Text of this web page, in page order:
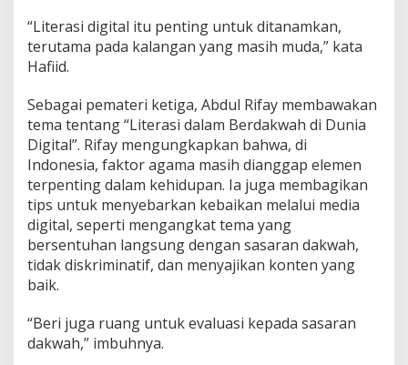
“Literasi digital itu penting untuk ditanamkan,
terutama pada kalangan yang masih muda,” kata
Hafiid.
Sebagai pemateri ketiga, Abdul Rifay membawakan
tema tentang “Literasi dalam Berdakwah di Dunia
Digital”. Rifay mengungkapkan bahwa, di
Indonesia, faktor agama masih dianggap elemen
terpenting dalam kehidupan. Ia juga membagikan
tips untuk menyebarkan kebaikan melalui media
digital, seperti mengangkat tema yang
bersentuhan langsung dengan sasaran dakwah,
tidak diskriminatif, dan menyajikan konten yang
baik.
“Beri juga ruang untuk evaluasi kepada sasaran
dakwah,” imbuhnya.